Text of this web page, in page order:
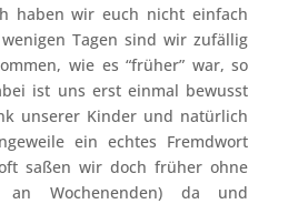
haben wir euch nicht einfach
Tagen sind wir zufällig
wie es “früher” war, so
ist uns erst einmal bewusst
unserer Kinder und natürlich
ein echtes Fremdwort
saßen wir doch früher ohne
an Wochenenden) da und